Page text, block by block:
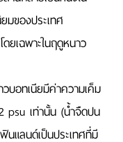
มของประเทศ
ยเฉพาะในฤดูหนาว
วบอทเนียมีค่าความเค็ม
psu เท่านั้น (น้ำจืดปน
นแลนด์เป็นประเทศที่มี